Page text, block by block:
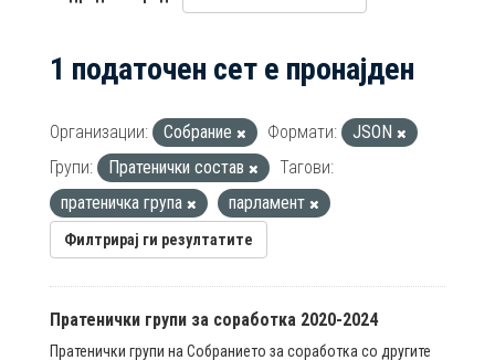
1 податочен сет е пронајден
Организации: Собрание Формати:
JSON
Групи:
Пратенички состав
Тагови:
пратеничка група
парламент
Филтрирај ги резултатите
Пратенички групи за соработка 2020-2024
Пратенички групи на Собранието за соработка со другите